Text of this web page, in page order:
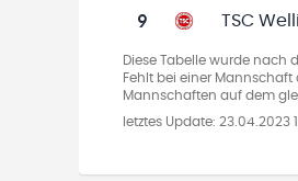
9 TSC
Diese Tabelle wurde nach
Fehlt bei einer Mannschaft
Mannschaften auf dem
letztes Update: 23.04.2023